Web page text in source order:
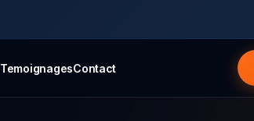
TemoignagesContact